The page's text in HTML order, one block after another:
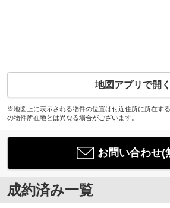
地図アプリで開く
※地図上に表示される物件の位置は付近住所に所在す
の物件所在地とは異なる場合がございます。
お問い合わせ(
成約済み一覧